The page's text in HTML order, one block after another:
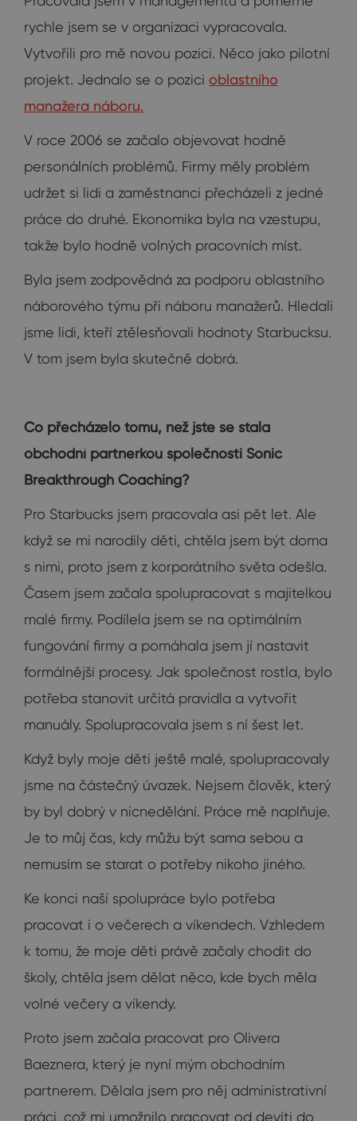
rychle jsem se v organizaci vypracovala.
Vytvořili pro mě novou pozici. Něco jako pilotní
projekt. Jednalo se o pozici oblastního
manažera náboru.
V roce 2006 se začalo objevovat hodně
personálních problémů. Firmy měly problém
udržet si lidi a zaměstnanci přecházeli z jedné
práce do druhé. Ekonomika byla na vzestupu,
takže bylo hodně volných pracovních míst.
Byla jsem zodpovědná za podporu oblastního
náborového týmu při náboru manažerů. Hledali
jsme lidi, kteří ztělesňovali hodnoty Starbucksu.
V tom jsem byla skutečně dobrá.
Co přecházelo tomu, než jste se stala
obchodní partnerkou společnosti Sonic
Breakthrough Coaching?
Pro Starbucks jsem pracovala asi pět let. Ale
když se mi narodily děti, chtěla jsem být doma
s nimi, proto jsem z korporátního světa odešla.
Časem jsem začala spolupracovat s majitelkou
malé firmy. Podílela jsem se na optimálním
fungování firmy a pomáhala jsem jí nastavit
formálnější procesy. Jak společnost rostla, bylo
potřeba stanovit určitá pravidla a vytvořit
manuály. Spolupracovala jsem s ní šest let.
Když byly moje děti ještě malé, spolupracovaly
jsme na částečný úvazek. Nejsem člověk, který
by byl dobrý v nicnedělání. Práce mě naplňuje.
Je to můj čas, kdy můžu být sama sebou a
nemusím se starat o potřeby nikoho jiného.
Ke konci naší spolupráce bylo potřeba
pracovat i o večerech a víkendech. Vzhledem
k tomu, že moje děti právě začaly chodit do
školy, chtěla jsem dělat něco, kde bych měla
volné večery a víkendy.
Proto jsem začala pracovat pro Olivera
Baeznera, který je nyní mým obchodním
partnerem. Dělala jsem pro něj administrativní
práci, což mi umožnilo pracovat od devíti do